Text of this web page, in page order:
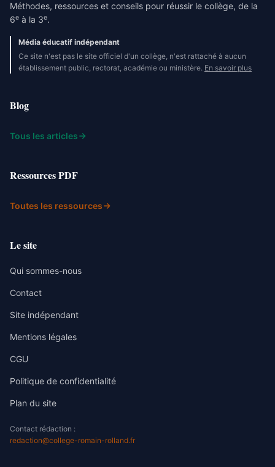
Méthodes, ressources et conseils pour réussir le collège, de la
6e à la 3e.
Média éducatif indépendant
Ce site n'est pas le site officiel d'un collège, n'est rattaché à aucun
établissement public, rectorat, académie ou ministère. En savoir plus
Blog
Tous les articles
Ressources PDF
Toutes les ressources
Le site
Qui sommes-nous
Contact
Site indépendant
Mentions légales
CGU
Politique de confidentialité
Plan du site
Contact rédaction :
redaction@college-romain-rolland.fr